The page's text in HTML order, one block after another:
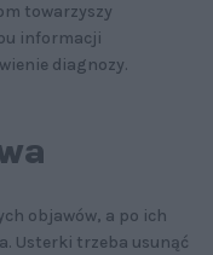
towarzyszy
informacji
diagnozy.
objawów, a po ich
Usterki trzeba usunąć